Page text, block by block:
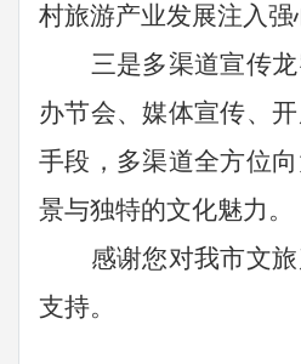
村旅游产业发展注入强
三是多渠道宣传
办节会、媒体宣传、
手段，多渠道全方位
景与独特的文化魅力。
感谢您对我市文
支持。